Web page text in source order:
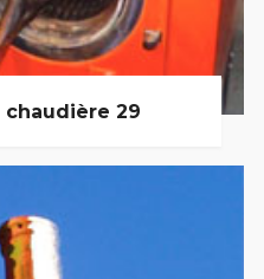
chaudière 29